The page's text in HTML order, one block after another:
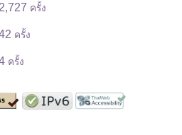
2,727 ครั้ง
ครั้ง
ครั้ง